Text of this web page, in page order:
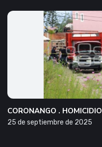
CORONANGO . HOMICIDIO
25 de septiembre de 2025